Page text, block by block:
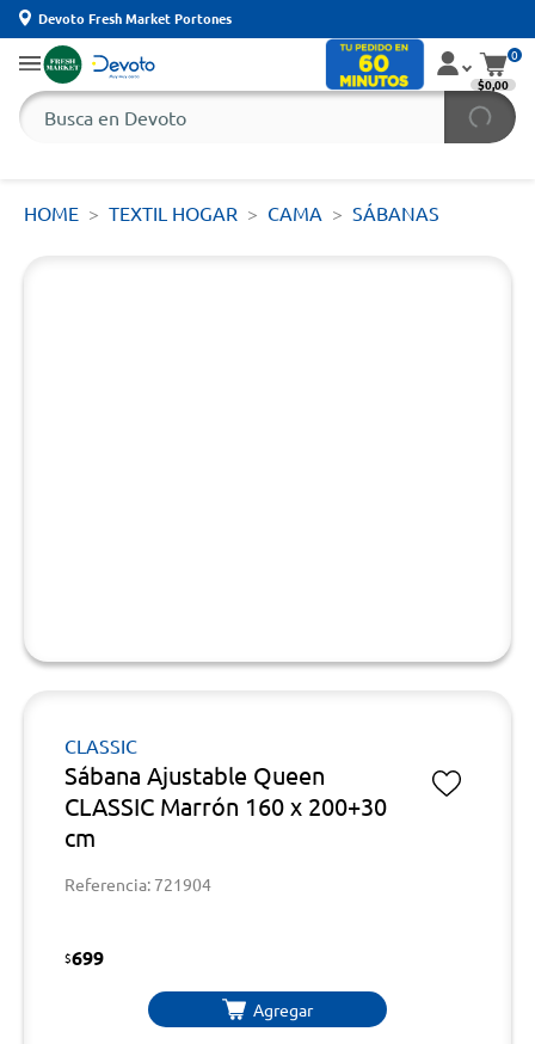
Devoto Fresh Market Portones
0
$0,00
HOME TEXTIL HOGAR CAMA SÁBANAS
CLASSIC
Sábana Ajustable Queen
CLASSIC Marrón 160 x 200+30
cm
Referencia: 721904
$699
Agregar